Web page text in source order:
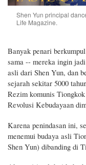
Shen Yun principal
Life Magazine.
Banyak penari
sama -- mereka ingin
asli dari Shen Yun, dan
sejarah sekitar 5000
Rezim komunis
Revolusi Kebudayaan
Karena penindasan ini,
menemui budaya asli
Shen Yun) dibanding di